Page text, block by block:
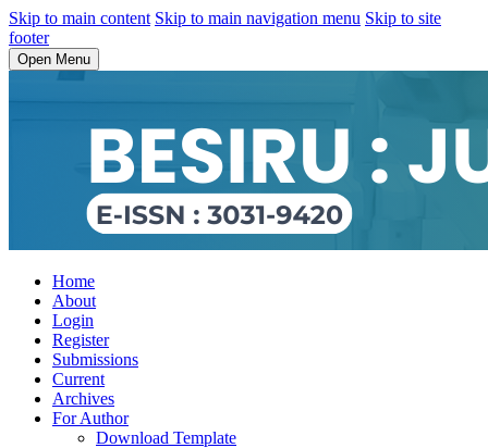
Skip to main content Skip to main navigation menu Skip to site
footer
Open Menu
Home
About
Login
Register
Submissions
Current
Archives
For Author
Download Template